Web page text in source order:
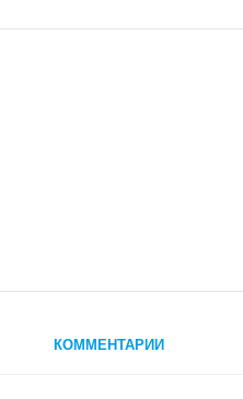
КОММЕНТАРИИ